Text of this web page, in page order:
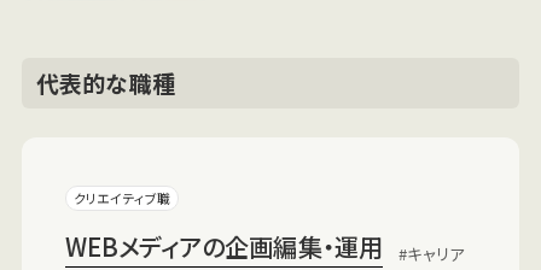
代表的な職種
クリエイティブ職
WEBメディアの企画編集・運用 キャリア